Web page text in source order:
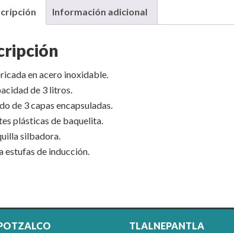
Información adicional
en acero inoxidable.
de 3 litros.
de 3 capas encapsuladas.
plásticas de baquelita.
silbadora.
estufas de inducción.
TLALNEPANTLA